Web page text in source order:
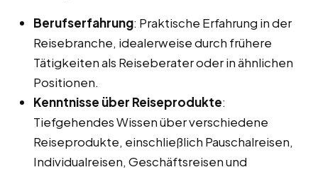
Berufserfahrung: Praktische Erfahrung in der
Reisebranche, idealerweise durch frühere
Tätigkeiten als Reiseberater oder in ähnlichen
Positionen.
Kenntnisse über Reiseprodukte:
Tiefgehendes Wissen über verschiedene
Reiseprodukte, einschließlich Pauschalreisen,
Individualreisen, Geschäftsreisen und